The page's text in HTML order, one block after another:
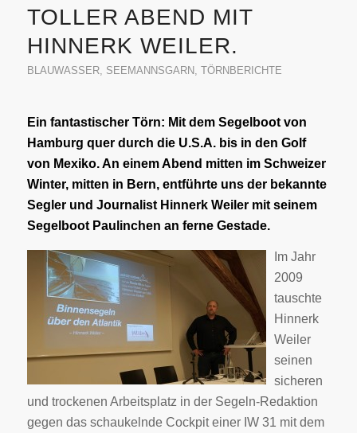
TOLLER ABEND MIT
HINNERK WEILER.
BLAUWASSER, SEEMANNSGARN TÖRNBERICHTE
Ein fantastischer Törn: Mit dem Segelboot von
Hamburg quer durch die U.S.A. bis in den Golf
von Mexiko. An einem Abend mitten im Schweizer
Winter, mitten in Bern, entführte uns der bekannte
Segler und Journalist Hinnerk Weiler mit seinem
Segelboot Paulinchen an ferne Gestade.
Im Jahr
2009
tauschte
Hinnerk
Weiler
seinen
sicheren
und trockenen Arbeitsplatz in der Segeln-Redaktion
gegen das schaukelnde Cockpit einer IW 31 mit dem